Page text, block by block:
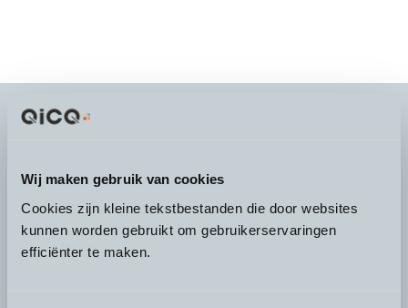
Wij maken gebruik van cookies
Cookies zijn kleine tekstbestanden die door websites
kunnen worden gebruikt om gebruikerservaringen
efficiënter te maken.
Over QicQ